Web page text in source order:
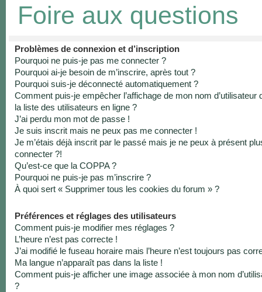
Foire aux questions
Problèmes de connexion et d’inscription
Pourquoi ne puis-je pas me connecter ?
Pourquoi ai-je besoin de m’inscrire, après tout ?
Pourquoi suis-je déconnecté automatiquement ?
Comment puis-je empêcher l’affichage de mon nom d’utilisateur
la liste des utilisateurs en ligne ?
J’ai perdu mon mot de passe !
Je suis inscrit mais ne peux pas me connecter !
Je m’étais déjà inscrit par le passé mais je ne peux à présent
connecter ?!
Qu’est-ce que la COPPA ?
Pourquoi ne puis-je pas m’inscrire ?
À quoi sert « Supprimer tous les cookies du forum » ?
Préférences et réglages des utilisateurs
Comment puis-je modifier mes réglages ?
L’heure n’est pas correcte !
J’ai modifié le fuseau horaire mais l’heure n’est toujours pas
Ma langue n’apparaît pas dans la liste !
Comment puis-je afficher une image associée à mon nom
?